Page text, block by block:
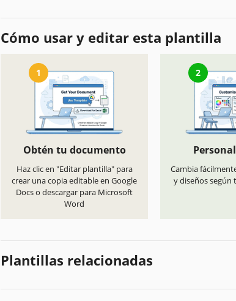
Cómo usar y editar esta plantilla
1
Obtén tu documento
Haz clic en "Editar plantilla" para
crear una copia editable en Google
Docs o descargar para Microsoft
Word
2
Cambia
y diseños según
Plantillas relacionadas